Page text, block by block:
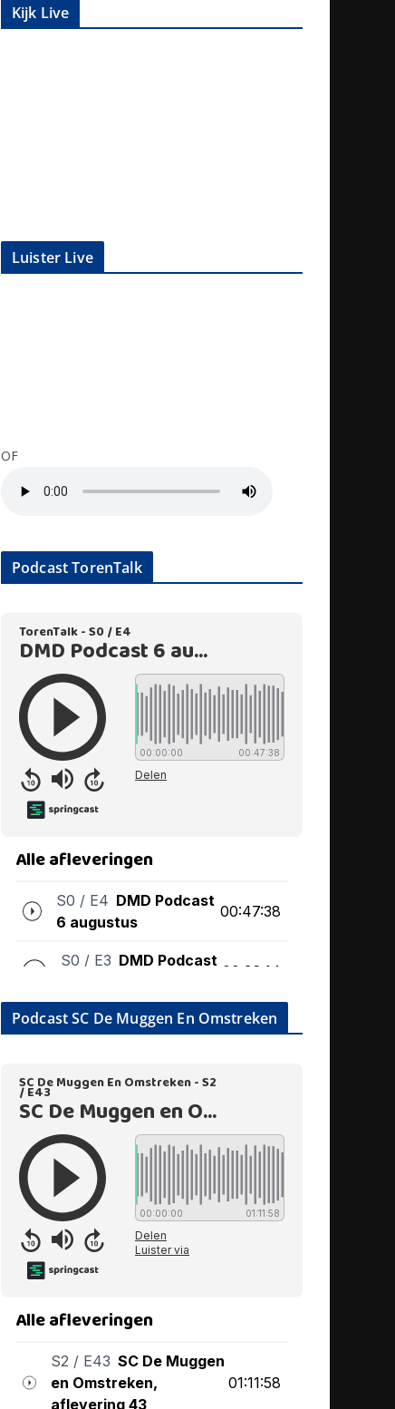
Kijk Live
Luister Live
OF
Podcast TorenTalk
Podcast SC De Muggen En Omstreken